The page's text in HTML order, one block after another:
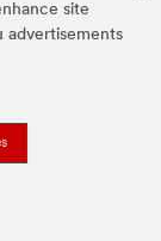
site
advertisements